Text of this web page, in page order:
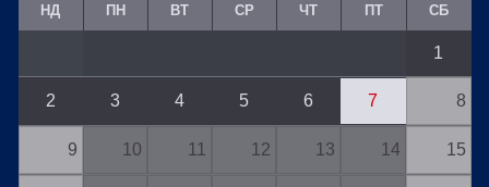
НД ПН ВТ СР ЧТ ПТ СБ
1
2 3 4 5 6 7 8
9 10 11 12 13 14 15